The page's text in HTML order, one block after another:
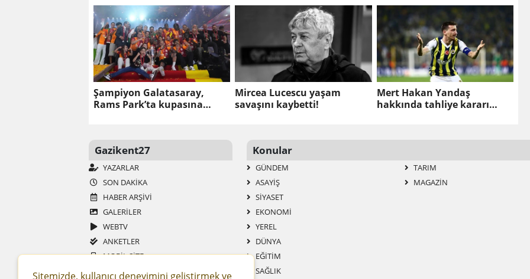
Şampiyon Galatasaray,
Rams Park’ta kupasına
Mircea Lucescu yaşam
savaşını kaybetti!
Mert Hakan Yandaş
hakkında tahliye kararı
Gazikent27
YAZARLAR
SON DAKIKA
HABER ARŞIVI
GALERİLER
WEBTV
ANKETLER
MOBIL SITE
Konular
GÜNDEM
ASAYIŞ
SIYASET
EKONOMI
YEREL
DÜNYA
EĞITIM
SAĞLIK
TARIM
MAGAZIN
Sitemizde, kullanıcı deneyimini geliştirmek ve